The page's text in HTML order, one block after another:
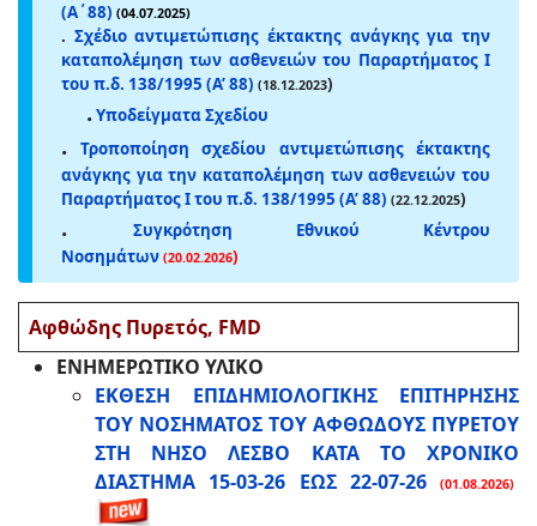
(Α΄88) (04.07.2025)
. Σχέδιο αντιμετώπισης έκτακτης ανάγκης για την
καταπολέμηση των ασθενειών του Παραρτήματος I
του π.δ. 138/1995 (Α’ 88) (18.12.2023)
.Υποδείγματα Σχεδίου
.
Τροποποίηση σχεδίου αντιμετώπισης έκτακτης
ανάγκης για την καταπολέμηση των ασθενειών του
Παραρτήματος I του π.δ. 138/1995 (Α’ 88) (22.12.2025)
.
Συγκρότηση Εθνικού Κέντρου
Νοσημάτων (20.02.2026)
Αφθώδης Πυρετός, FMD
ΕΝΗΜΕΡΩΤΙΚΟ ΥΛΙΚΟ
ΕΚΘΕΣΗ ΕΠΙΔΗΜΙΟΛΟΓΙΚΗΣ ΕΠΙΤΗΡΗΣΗΣ
ΤΟΥ ΝΟΣΗΜΑΤΟΣ ΤΟΥ ΑΦΘΩΔΟΥΣ ΠΥΡΕΤΟΥ
ΣΤΗ ΝΗΣΟ ΛΕΣΒΟ ΚΑΤΑ ΤΟ ΧΡΟΝΙΚΟ
ΔΙΑΣΤΗΜΑ 15-03-26 ΕΩΣ 22-07-26
(01.08.2026)